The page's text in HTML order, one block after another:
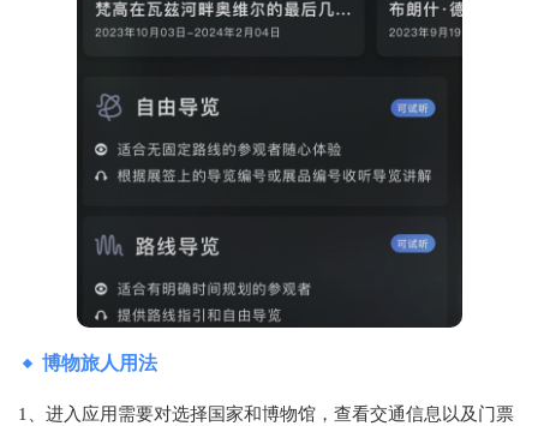
博物旅人用法
1、进入应用需要对选择国家和博物馆，查看交通信息以及门票